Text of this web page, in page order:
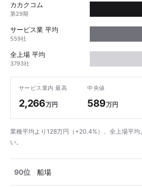
カカクコム
第29期
サービス業 平均
559社
全上場 平均
3793社
サービス業内 最高
2,266万円
中央値
589万円
業種平均より128万円（+20.4%）、全上場平
い。
90位 船場